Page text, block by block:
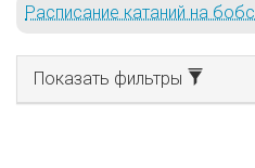
Расписание катаний на
Показать фильтры